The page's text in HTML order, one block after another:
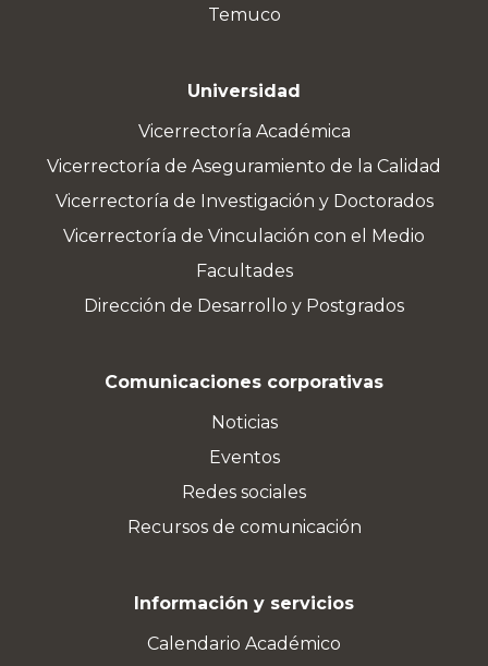
Temuco
Universidad
Vicerrectoría Académica
Vicerrectoría de Aseguramiento de la Calidad
Vicerrectoría de Investigación y Doctorados
Vicerrectoría de Vinculación con el Medio
Facultades
Dirección de Desarrollo y Postgrados
Comunicaciones corporativas
Noticias
Eventos
Redes sociales
Recursos de comunicación
Información y servicios
Calendario Académico